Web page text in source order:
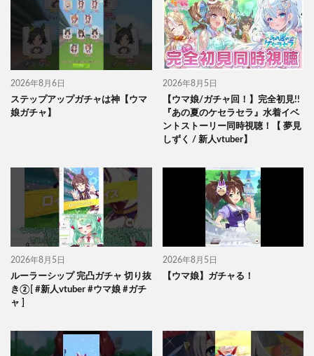
2026年8月6日
ステップアップガチャは神【ウマ
娘ガチャ】
2026年8月5日
【ウマ娘/ガチャ回！】完全初見!!
『あの夏のケセラセラ』水着イベ
ントストーリー同時視聴！【 夢見
しずく / 新人vtuber】
2026年8月5日
ルーラーシップ 完凸ガチャ 切り抜
き②[ #新人vtuber #ウマ娘 #ガチ
ャ ]
2026年8月5日
【ウマ娘】ガチャる！